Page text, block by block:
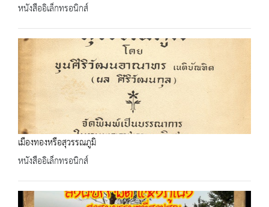
หนังสืออิเล็กทรอนิกส์
เมืองทองหรือสุวรรณภูมิ
หนังสืออิเล็กทรอนิกส์